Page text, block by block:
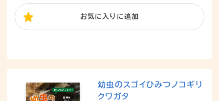
お気に入り に追加
幼虫のスゴイひみつノコギリ
クワガタ